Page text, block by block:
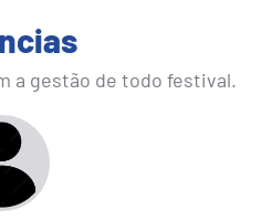
a gestão de todo festival.